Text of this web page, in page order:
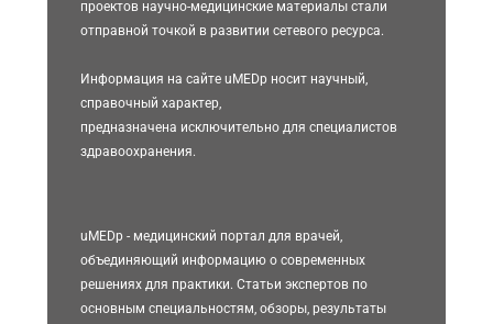
проектов научно-медицинские материалы стали
отправной точкой в развитии сетевого ресурса.
Информация на сайте uMEDp носит научный,
справочный характер,
предназначена исключительно для специалистов
здравоохранения.
uMEDp - медицинский портал для врачей,
объединяющий информацию о современных
решениях для практики. Статьи экспертов по
основным специальностям, обзоры, результаты